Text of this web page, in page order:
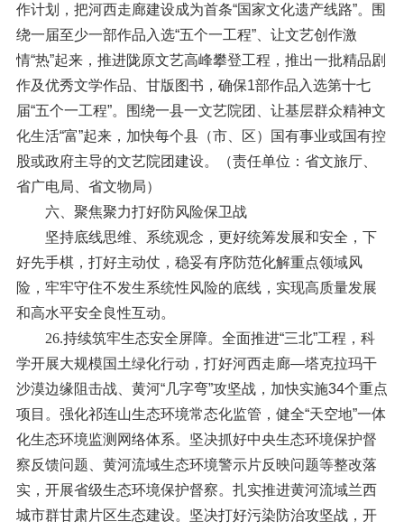
作计划，把河西走廊建设成为首条“国家文化遗产线路”。围
绕一届至少一部作品入选“五个一工程”、让文艺创作激
情“热”起来，推进陇原文艺高峰攀登工程，推出一批精品剧
作及优秀文学作品、甘版图书，确保1部作品入选第十七
届“五个一工程”。围绕一县一文艺院团、让基层群众精神文
化生活“富”起来，加快每个县（市、区）国有事业或国有控
股或政府主导的文艺院团建设。（责任单位：省文旅厅、
省广电局、省文物局）
六、聚焦聚力打好防风险保卫战
坚持底线思维、系统观念，更好统筹发展和安全，下
好先手棋，打好主动仗，稳妥有序防范化解重点领域风
险，牢牢守住不发生系统性风险的底线，实现高质量发展
和高水平安全良性互动。
26.持续筑牢生态安全屏障。 全面推进“三北”工程，科
学开展大规模国土绿化行动，打好河西走廊—塔克拉玛干
沙漠边缘阻击战、黄河“几字弯”攻坚战，加快实施34个重点
项目。强化祁连山生态环境常态化监管，健全“天空地”一体
化生态环境监测网络体系。坚决抓好中央生态环境保护督
察反馈问题、黄河流域生态环境警示片反映问题等整改落
实，开展省级生态环境保护督察。扎实推进黄河流域兰西
城市群甘肃片区生态建设。坚决打好污染防治攻坚战，开